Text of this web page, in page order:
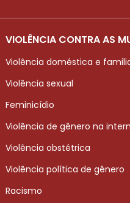
VIOLÊNCIA CONTRA AS
Violência doméstica e
Violência sexual
Feminicídio
Violência de gênero na
Violência obstétrica
Violência política de gênero
Racismo